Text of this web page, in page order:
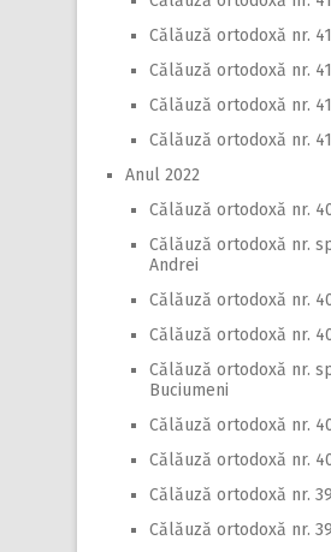
Călăuză ortodoxă nr.
Călăuză ortodoxă nr.
Călăuză ortodoxă nr.
Călăuză ortodoxă nr.
Anul 2022
Călăuză ortodoxă nr.
Călăuză ortodoxă nr.
Andrei
Călăuză ortodoxă nr.
Călăuză ortodoxă nr.
Călăuză ortodoxă nr.
Buciumeni
Călăuză ortodoxă nr.
Călăuză ortodoxă nr.
Călăuză ortodoxă nr.
Călăuză ortodoxă nr.